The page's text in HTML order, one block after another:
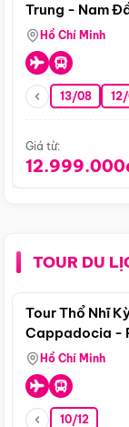
Trung - Nam
Hồ Chí Minh
13/08
Giá từ:
TOUR DU
Tour Thổ Nhĩ
Cappadocia -
Hồ Chí Minh
10/12